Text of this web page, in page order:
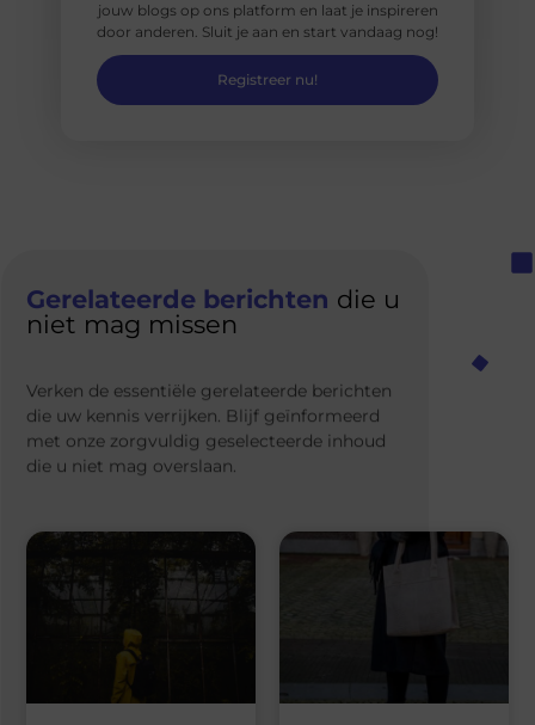
jouw blogs op ons platform en laat je inspireren
door anderen. Sluit je aan en start vandaag nog!
Registreer nu!
Gerelateerde berichten die u
niet mag missen
Verken de essentiële gerelateerde berichten
die uw kennis verrijken. Blijf geïnformeerd
met onze zorgvuldig geselecteerde inhoud
die u niet mag overslaan.